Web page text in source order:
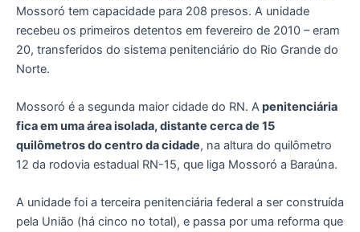
Mossoró tem capacidade para 208 presos. A unidade
recebeu os primeiros detentos em fevereiro de 2010 – eram
20, transferidos do sistema penitenciário do Rio Grande do
Norte.
Mossoró é a segunda maior cidade do RN. Apenitenciária
fica em uma área isolada, distante cerca de 15
quilômetros do centro da cidade, na altura do quilômetro
12 da rodovia estadual RN-15, que liga Mossoró a Baraúna.
A unidade foi a terceira penitenciária federal a ser construída
pela União (há cinco no total), e passa por uma reforma que